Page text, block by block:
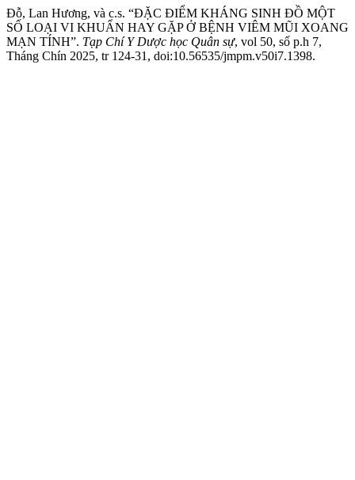
Đỗ, Lan Hương, và c.s. “ĐẶC ĐIỂM KHÁNG SINH ĐỒ MỘT
SỐ LOẠI VI KHUẨN HAY GẶP Ở BỆNH VIÊM MŨI XOANG
MẠN TÍNH”. Tạp Chí Y Dược học Quân sự, vol 50, số p.h 7,
Tháng Chín 2025, tr 124-31, doi:10.56535/jmpm.v50i7.1398.